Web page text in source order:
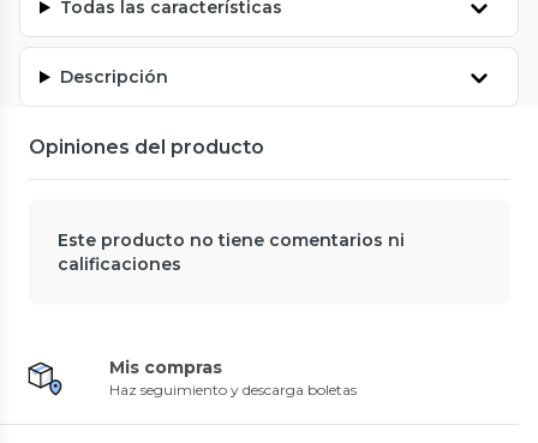
Todas las características
Descripción
Opiniones del producto
Este producto no tiene comentarios ni
calificaciones
Mis compras
Haz seguimiento y descarga boletas